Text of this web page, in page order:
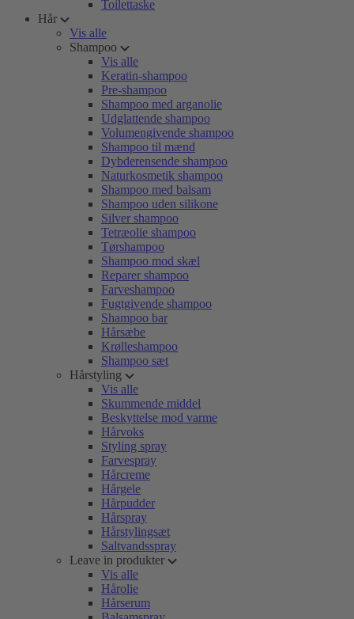
Toilettaske
Hår
Vis alle
Shampoo
Vis alle
Keratin-shampoo
Pre-shampoo
Shampoo med arganolie
Udglattende shampoo
Volumengivende shampoo
Shampoo til mænd
Dybderensende shampoo
Naturkosmetik shampoo
Shampoo med balsam
Shampoo uden silikone
Silver shampoo
Tetræolie shampoo
Tørshampoo
Shampoo mod skæl
Reparer shampoo
Farveshampoo
Fugtgivende shampoo
Shampoo bar
Hårsæbe
Krølleshampoo
Shampoo sæt
Hårstyling
Vis alle
Skummende middel
Beskyttelse mod varme
Hårvoks
Styling spray
Farvespray
Hårcreme
Hårgele
Hårpudder
Hårspray
Hårstylingsæt
Saltvandsspray
Leave in produkter
Vis alle
Hårolie
Hårserum